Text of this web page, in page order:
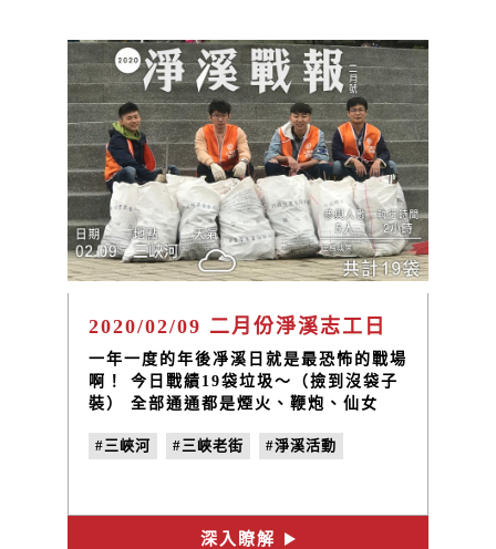
2020/02/09 二月份淨溪志工日
一年一度的年後凈溪日就是最恐怖的戰場
啊！ 今日戰績19袋垃圾～（撿到沒袋子
裝） 全部通通都是煙火、鞭炮、仙女
#三峽河
#三峽老街 #淨溪活動
深入瞭解